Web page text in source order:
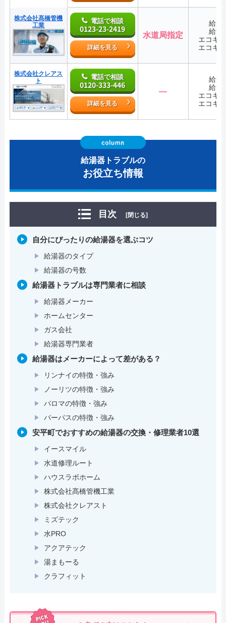
株式会社髙橋管機
工業
電話で相談
0123-23-2419
詳細を見る
水道局指定
給湯
給湯
エコキ
エコキ
株式会社クレアス
ト
電話で相談
0120-333-446
詳細を見る
―
給湯
給湯
エコキ
エコキ
給湯器トラブルの
お役立ち情報
目次 [閉じる]
自分にぴったりの給湯器を選ぶコツ
給湯器のタイプ
給湯器の号数
給湯器トラブルは専門業者に相談
給湯器メーカー
ホームセンター
ガス会社
給湯器専門業者
給湯器はメーカーによって差がある？
リンナイの特徴・強み
ノーリツの特徴・強み
パロマの特徴・強み
パーパスの特徴・強み
安平町でおすすめの給湯器の交換・修理業者10選
イースマイル
水道修理ルート
ハウスラボホーム
株式会社髙橋管機工業
株式会社クレアスト
ミズテック
水PRO
アクアテック
湯まもーる
クラフィット